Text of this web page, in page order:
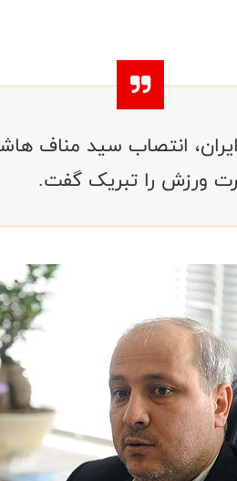
انتصاب سید مناف
ورزش را تبریک گفت.